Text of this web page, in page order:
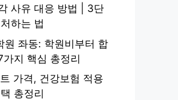
사유 대응 방법 | 3단
하는 법
원 좌동: 학원비부터 합
가지 핵심 총정리
가격, 건강보험 적용
총정리